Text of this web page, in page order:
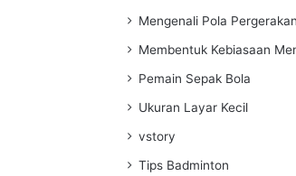
Mengenali Pola
Membentuk Kebiasaan
Pemain Sepak Bola
Ukuran Layar Kecil
vstory
Tips Badminton